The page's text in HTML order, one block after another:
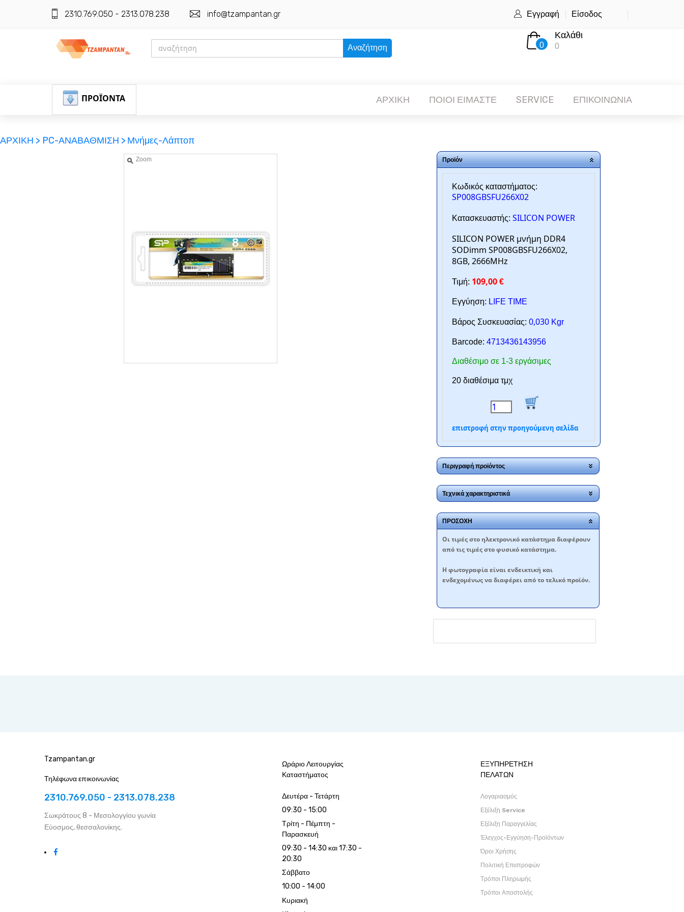
2310.769.050 - 2313.078.238 info@tzampantan.gr Εγγραφή Είσοδος
Αναζήτηση 0
Καλάθι
0
ΠΡΟΪΟΝΤΑ ΑΡΧΙΚΗ ΠΟΙΟΙ ΕΙΜΑΣΤΕ SERVICE ΕΠΙΚΟΙΝΩΝΙΑ
ΑΡΧΙΚΗ > PC-ΑΝΑΒΑΘΜΙΣΗ > Μνήμες-Λάπτοπ
Zoom Προϊόν
Κωδικός καταστήματος:
SP008GBSFU266X02
Κατασκευαστής: SILICON POWER
SILICON POWER μνήμη DDR4
SODimm SP008GBSFU266X02,
8GB, 2666MHz
Τιμή: 109,00 €
Εγγύηση: LIFE TIME
Βάρος Συσκευασίας: 0,030 Kgr
Barcode: 4713436143956
Διαθέσιμο σε 1-3 εργάσιμες
20 διαθέσιμα τμχ
επιστροφή στην προηγούμενη σελίδα
Περιγραφή προϊόντος
Τεχνικά χαρακτηριστικά
ΠΡΟΣΟΧΗ
Oι τιμές στο ηλεκτρονικό κατάστημα διαφέρουν
από τις τιμές στο φυσικό κατάστημα.
Η φωτογραφία είναι ενδεικτική και
ενδεχομένως να διαφέρει από το τελικό προϊόν.
Tzampantan.gr
Τηλέφωνα επικοινωνίας
2310.769.050 - 2313.078.238
Σωκράτους 8 - Μεσολογγίου γωνία
Εύοσμος, θεσσαλονίκης.
Ωράριο Λειτουργίας
Καταστήματος
Δευτέρα - Τετάρτη
09:30 - 15:00
Τρίτη - Πέμπτη -
Παρασκευή
09:30 - 14:30 και 17:30 -
20:30
Σάββατο
10:00 - 14:00
Κυριακή
ΕΞΥΠΗΡΕΤΗΣΗ
ΠΕΛΑΤΩΝ
Λογαριασμός
Εξέλιξη Service
Εξέλιξη Παραγγελίας
Έλεγχος-Εγγύηση-Προϊόντων
Όροι Χρήσης
Πολιτική Επιστροφών
Τρόποι Πληρωμής
Τρόποι Αποστολής